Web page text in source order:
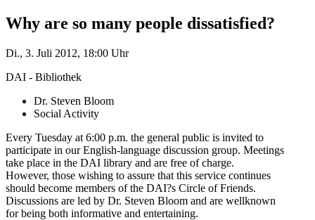
Why are so many people dissatisfied?
Di., 3. Juli 2012, 18:00 Uhr
DAI - Bibliothek
Dr. Steven Bloom
Social Activity
Every Tuesday at 6:00 p.m. the general public is invited to
participate in our English-language discussion group. Meetings
take place in the DAI library and are free of charge.
However, those wishing to assure that this service continues
should become members of the DAI?s Circle of Friends.
Discussions are led by Dr. Steven Bloom and are wellknown
for being both informative and entertaining.